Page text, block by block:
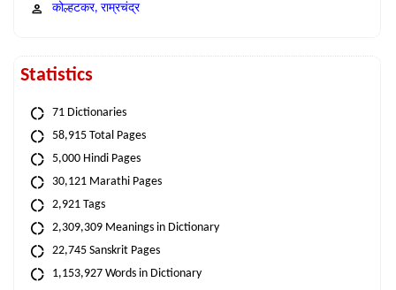
कोल्हटकर, राम्रचंद्र
Statistics
71 Dictionaries
58,915 Total Pages
5,000 Hindi Pages
30,121 Marathi Pages
2,921 Tags
2,309,309 Meanings in Dictionary
22,745 Sanskrit Pages
1,153,927 Words in Dictionary